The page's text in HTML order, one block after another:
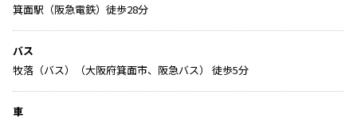
箕面駅（阪急電鉄）徒歩28分
バス
牧落（バス）（大阪府箕面市、阪急バス） 徒歩5分
車